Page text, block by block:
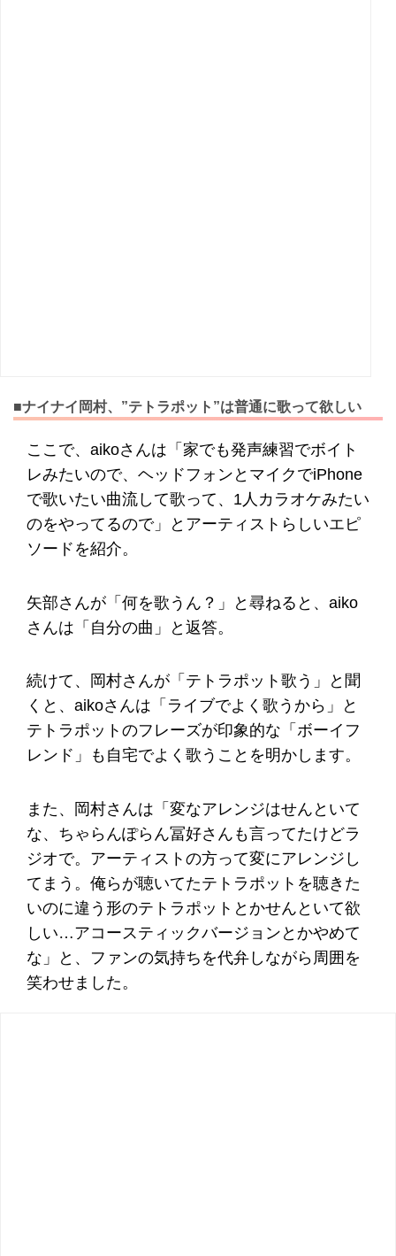
■ナイナイ岡村、”テトラポット”は普通に歌って欲しい
ここで、aikoさんは「家でも発声練習でボイト
レみたいので、ヘッドフォンとマイクでiPhone
で歌いたい曲流して歌って、1人カラオケみたい
のをやってるので」とアーティストらしいエピ
ソードを紹介。
矢部さんが「何を歌うん？」と尋ねると、aiko
さんは「自分の曲」と返答。
続けて、岡村さんが「テトラポット歌う」と聞
くと、aikoさんは「ライブでよく歌うから」と
テトラポットのフレーズが印象的な「ボーイフ
レンド」も自宅でよく歌うことを明かします。
また、岡村さんは「変なアレンジはせんといて
な、ちゃらんぽらん冨好さんも言ってたけどラ
ジオで。アーティストの方って変にアレンジし
てまう。俺らが聴いてたテトラポットを聴きた
いのに違う形のテトラポットとかせんといて欲
しい…アコースティックバージョンとかやめて
な」と、ファンの気持ちを代弁しながら周囲を
笑わせました。